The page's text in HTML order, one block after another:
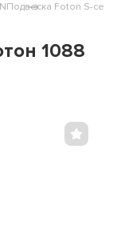
Подвеска Foton S-
1088